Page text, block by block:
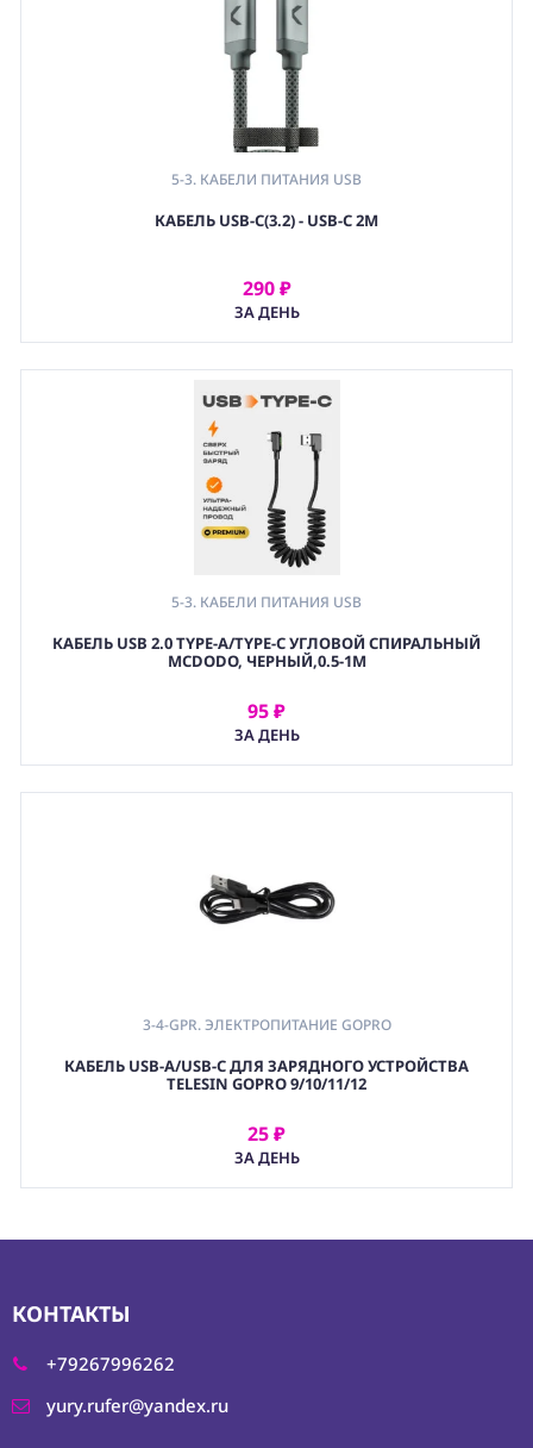
5-3. КАБЕЛИ ПИТАНИЯ USB
5. КАБЕЛИ И СПЛИТЕРЫ ПИТАНИЯ DC
КАБЕЛЬ USB-C(3.2) - USB-C 2M
290 ₽
ЗА ДЕНЬ
АРЕНДОВАТЬ
5-3. КАБЕЛИ ПИТАНИЯ USB
КАБЕЛЬ USB 2.0 TYPE-A/TYPE-C УГЛОВОЙ СПИРАЛЬНЫЙ
MCDODO, ЧЕРНЫЙ,0.5-1М
95 ₽
ЗА ДЕНЬ
АРЕНДОВАТЬ
3-4-GPR. ЭЛЕКТРОПИТАНИЕ GOPRO
5-3. КАБЕЛИ ПИТАНИЯ USB
КАБЕЛЬ USB-A/USB-C ДЛЯ ЗАРЯДНОГО УСТРОЙСТВА
TELESIN GOPRO 9/10/11/12
25 ₽
ЗА ДЕНЬ
АРЕНДОВАТЬ
КОНТАКТЫ
+79267996262
yury.rufer@yandex.ru